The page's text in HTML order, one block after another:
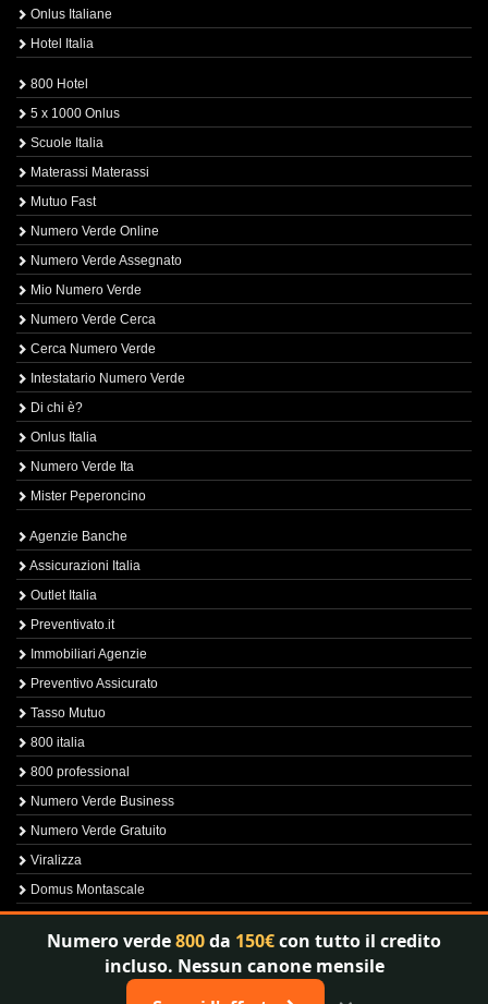
Onlus Italiane
Hotel Italia
800 Hotel
5 x 1000 Onlus
Scuole Italia
Materassi Materassi
Mutuo Fast
Numero Verde Online
Numero Verde Assegnato
Mio Numero Verde
Numero Verde Cerca
Cerca Numero Verde
Intestatario Numero Verde
Di chi è?
Onlus Italia
Numero Verde Ita
Mister Peperoncino
Agenzie Banche
Assicurazioni Italia
Outlet Italia
Preventivato.it
Immobiliari Agenzie
Preventivo Assicurato
Tasso Mutuo
800 italia
800 professional
Numero Verde Business
Numero Verde Gratuito
Viralizza
Domus Montascale
Sprint800
Verfica Numero Verde
Numero verde800da 150€con tutto il credito
incluso. Nessun canone mensile